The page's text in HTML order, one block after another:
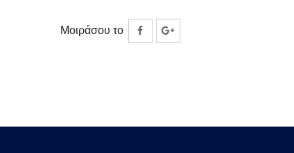
Μοιράσου το ΚοινοποίησηΚοινοποίηση